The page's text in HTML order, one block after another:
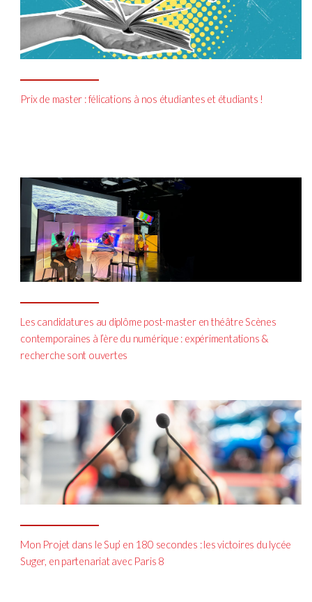
Prix de master : félications à nos étudiantes et étudiants !
Les candidatures au diplôme post-master en théâtre Scènes
contemporaines à l’ère du numérique : expérimentations &
recherche sont ouvertes
Mon Projet dans le Sup’ en 180 secondes : les victoires du lycée
Suger, en partenariat avec Paris 8